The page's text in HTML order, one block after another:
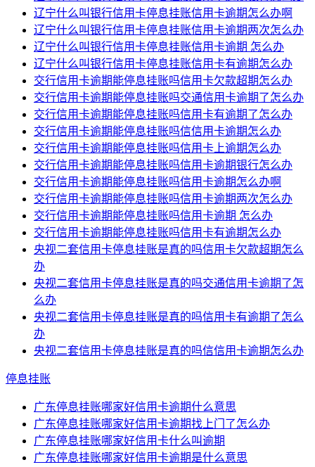
辽宁什么叫银行信用卡停息挂账信用卡逾期怎么办啊
辽宁什么叫银行信用卡停息挂账信用卡逾期两次怎么办
辽宁什么叫银行信用卡停息挂账信用卡逾期 怎么办
辽宁什么叫银行信用卡停息挂账信用卡有逾期怎么办
交行信用卡逾期能停息挂账吗信用卡欠款超期怎么办
交行信用卡逾期能停息挂账吗交通信用卡逾期了怎么办
交行信用卡逾期能停息挂账吗信用卡有逾期了怎么办
交行信用卡逾期能停息挂账吗信信用卡逾期怎么办
交行信用卡逾期能停息挂账吗信用卡上逾期怎么办
交行信用卡逾期能停息挂账吗信用卡逾期银行怎么办
交行信用卡逾期能停息挂账吗信用卡逾期怎么办啊
交行信用卡逾期能停息挂账吗信用卡逾期两次怎么办
交行信用卡逾期能停息挂账吗信用卡逾期 怎么办
交行信用卡逾期能停息挂账吗信用卡有逾期怎么办
央视二套信用卡停息挂账是真的吗信用卡欠款超期怎么
办
央视二套信用卡停息挂账是真的吗交通信用卡逾期了怎
么办
央视二套信用卡停息挂账是真的吗信用卡有逾期了怎么
办
央视二套信用卡停息挂账是真的吗信信用卡逾期怎么办
停息挂账
广东停息挂账哪家好信用卡逾期什么意思
广东停息挂账哪家好信用卡逾期找上门了怎么办
广东停息挂账哪家好信用卡什么叫逾期
广东停息挂账哪家好信用卡逾期是什么意思